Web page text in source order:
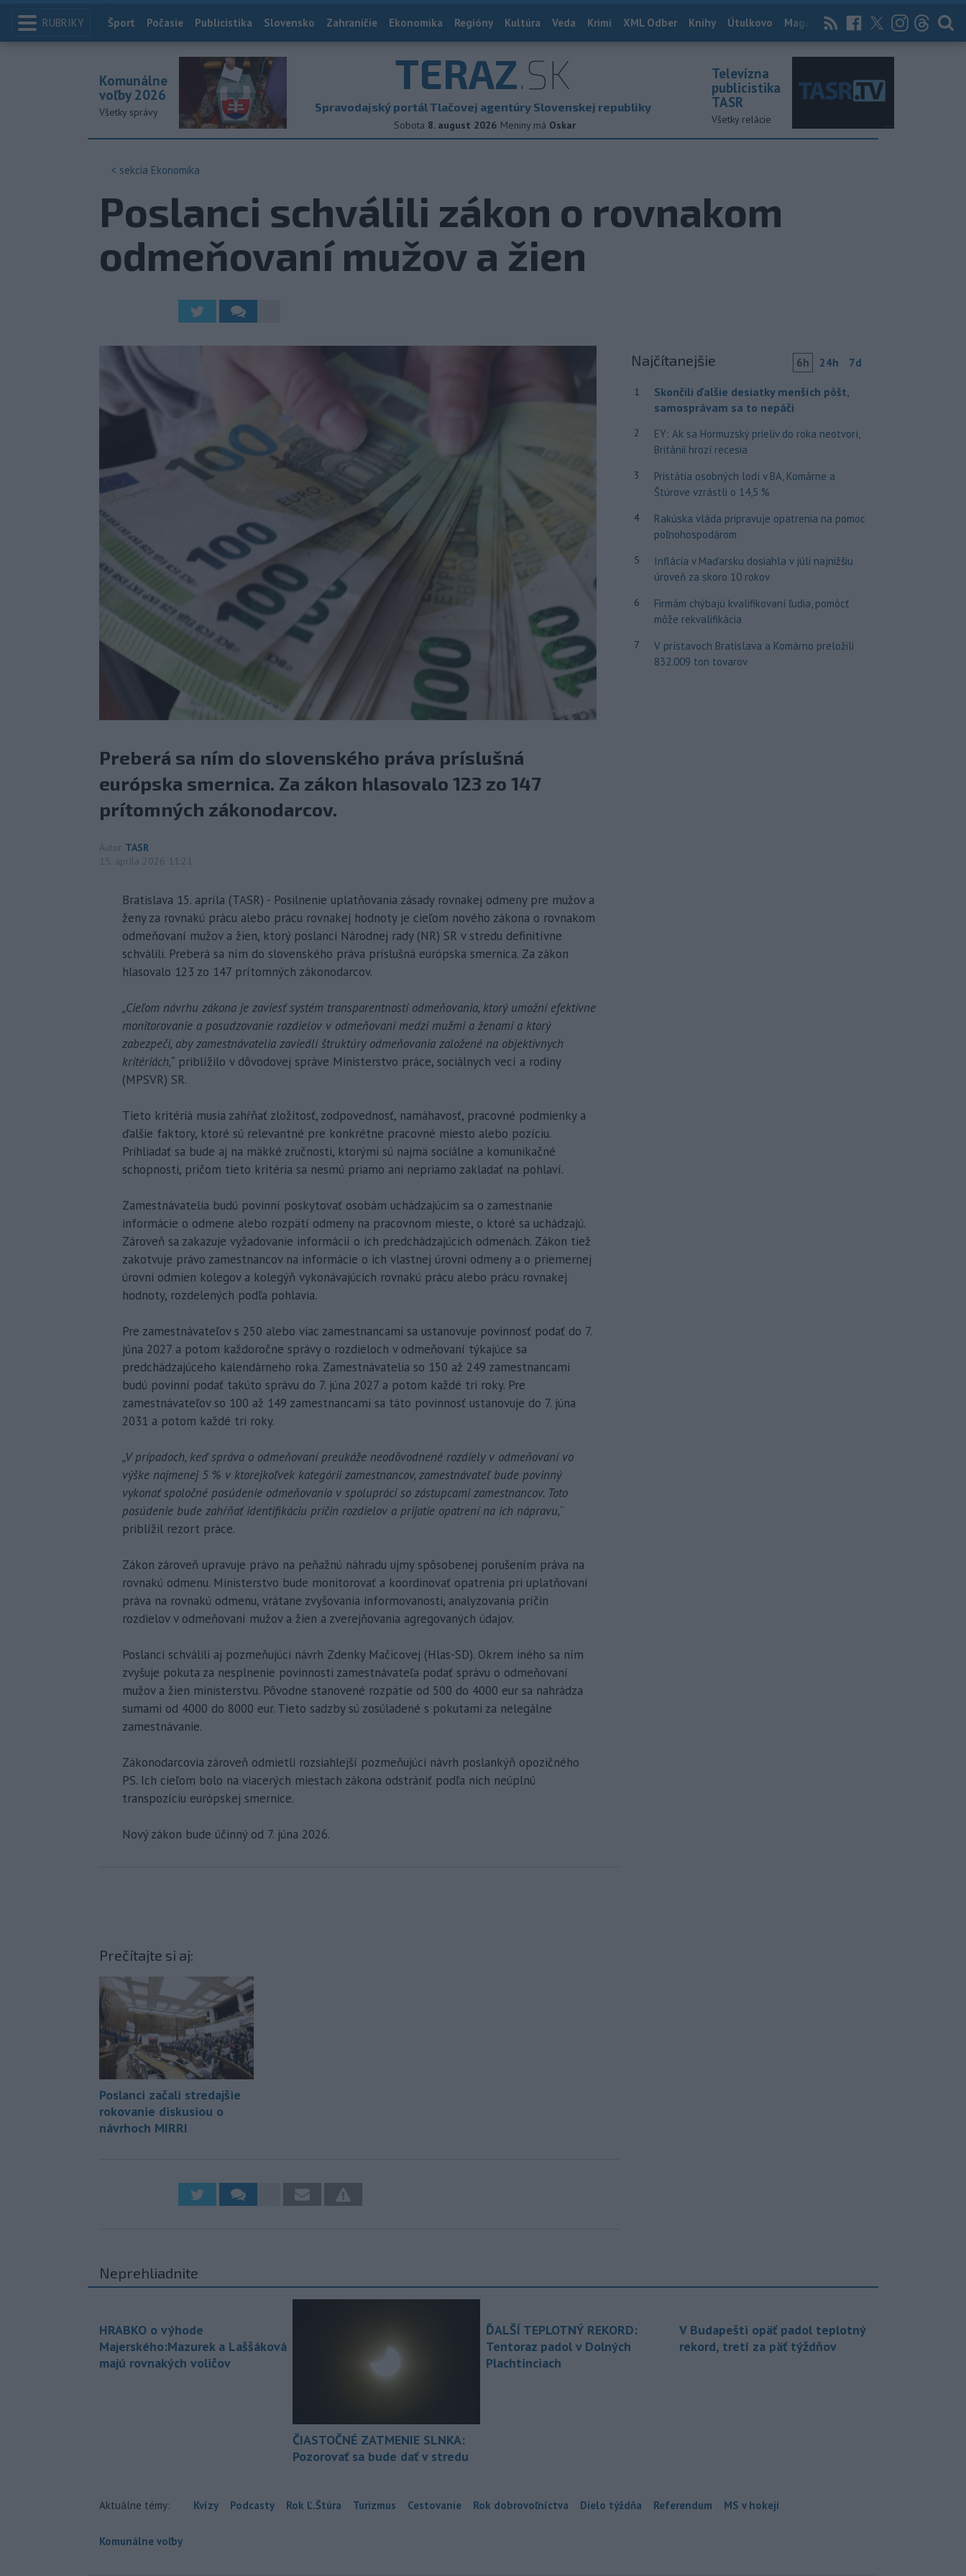
RUBRIKY Index
Šport Počasie Publicistika Slovensko Zahraničie Ekonomika Regióny Kultúra Veda Krimi XML Odber Knihy Útulkovo Magazín News Now Archív
TERAZ.SK
Spravodajský portál Tlačovej agentúry Slovenskej republiky
Sobota 8. august 2026 Meniny má Oskar
Komunálne
voľby 2026
Všetky správy
Televízna
publicistika
TASR
Všetky relácie
< sekcia Ekonomika
Poslanci schválili zákon o rovnakom
odmeňovaní mužov a žien
Preberá sa ním do slovenského práva príslušná
európska smernica. Za zákon hlasovalo 123 zo 147
prítomných zákonodarcov.
Autor TASR
15. apríla 2026 11:21
Bratislava 15. apríla (TASR) - Posilnenie uplatňovania zásady rovnakej odmeny pre mužov a
ženy za rovnakú prácu alebo prácu rovnakej hodnoty je cieľom nového zákona o rovnakom
odmeňovaní mužov a žien, ktorý poslanci Národnej rady (NR) SR v stredu definitívne
schválili. Preberá sa ním do slovenského práva príslušná európska smernica. Za zákon
hlasovalo 123 zo 147 prítomných zákonodarcov.
„Cieľom návrhu zákona je zaviesť systém transparentnosti odmeňovania, ktorý umožní efektívne
monitorovanie a posudzovanie rozdielov v odmeňovaní medzi mužmi a ženami a ktorý
zabezpečí, aby zamestnávatelia zaviedli štruktúry odmeňovania založené na objektívnych
kritériách,“ priblížilo v dôvodovej správe Ministerstvo práce, sociálnych vecí a rodiny
(MPSVR) SR.
Tieto kritériá musia zahŕňať zložitosť, zodpovednosť, namáhavosť, pracovné podmienky a
ďalšie faktory, ktoré sú relevantné pre konkrétne pracovné miesto alebo pozíciu.
Prihliadať sa bude aj na mäkké zručnosti, ktorými sú najmä sociálne a komunikačné
schopnosti, pričom tieto kritéria sa nesmú priamo ani nepriamo zakladať na pohlaví.
Zamestnávatelia budú povinní poskytovať osobám uchádzajúcim sa o zamestnanie
informácie o odmene alebo rozpätí odmeny na pracovnom mieste, o ktoré sa uchádzajú.
Zároveň sa zakazuje vyžadovanie informácií o ich predchádzajúcich odmenách. Zákon tiež
zakotvuje právo zamestnancov na informácie o ich vlastnej úrovni odmeny a o priemernej
úrovni odmien kolegov a kolegýň vykonávajúcich rovnakú prácu alebo prácu rovnakej
hodnoty, rozdelených podľa pohlavia.
Pre zamestnávateľov s 250 alebo viac zamestnancami sa ustanovuje povinnosť podať do 7.
júna 2027 a potom každoročne správy o rozdieloch v odmeňovaní týkajúce sa
predchádzajúceho kalendárneho roka. Zamestnávatelia so 150 až 249 zamestnancami
budú povinní podať takúto správu do 7. júna 2027 a potom každé tri roky. Pre
zamestnávateľov so 100 až 149 zamestnancami sa táto povinnosť ustanovuje do 7. júna
2031 a potom každé tri roky.
„V prípadoch, keď správa o odmeňovaní preukáže neodôvodnené rozdiely v odmeňovaní vo
výške najmenej 5 % v ktorejkoľvek kategórii zamestnancov, zamestnávateľ bude povinný
vykonať spoločné posúdenie odmeňovania v spolupráci so zástupcami zamestnancov. Toto
posúdenie bude zahŕňať identifikáciu príčin rozdielov a prijatie opatrení na ich nápravu,“
priblížil rezort práce.
Zákon zároveň upravuje právo na peňažnú náhradu ujmy spôsobenej porušením práva na
rovnakú odmenu. Ministerstvo bude monitorovať a koordinovať opatrenia pri uplatňovaní
práva na rovnakú odmenu, vrátane zvyšovania informovanosti, analyzovania príčin
rozdielov v odmeňovaní mužov a žien a zverejňovania agregovaných údajov.
Poslanci schválili aj pozmeňujúci návrh Zdenky Mačicovej (Hlas-SD). Okrem iného sa ním
zvyšuje pokuta za nesplnenie povinnosti zamestnávateľa podať správu o odmeňovaní
mužov a žien ministerstvu. Pôvodne stanovené rozpätie od 500 do 4000 eur sa nahrádza
sumami od 4000 do 8000 eur. Tieto sadzby sú zosúladené s pokutami za nelegálne
zamestnávanie.
Zákonodarcovia zároveň odmietli rozsiahlejší pozmeňujúci návrh poslankýň opozičného
PS. Ich cieľom bolo na viacerých miestach zákona odstrániť podľa nich neúplnú
transpozíciu európskej smernice.
Nový zákon bude účinný od 7. júna 2026.
Prečítajte si aj:
Poslanci začali stredajšie
rokovanie diskusiou o
návrhoch MIRRI
Najčítanejšie 6h 24h 7d
1
Skončili ďalšie desiatky menších pôšt,
samosprávam sa to nepáči
2
EY: Ak sa Hormuzský prieliv do roka neotvorí,
Británii hrozí recesia
3
Pristátia osobných lodí v BA, Komárne a
Štúrove vzrástli o 14,5 %
4
Rakúska vláda pripravuje opatrenia na pomoc
poľnohospodárom
5
Inflácia v Maďarsku dosiahla v júli najnižšiu
úroveň za skoro 10 rokov
6
Firmám chýbajú kvalifikovaní ľudia, pomôcť
môže rekvalifikácia
7
V prístavoch Bratislava a Komárno preložili
832.009 ton tovarov
Neprehliadnite
HRABKO o výhode
Majerského:Mazurek a Laššáková
majú rovnakých voličov
ČIASTOČNÉ ZATMENIE SLNKA:
Pozorovať sa bude dať v stredu
ĎALŠÍ TEPLOTNÝ REKORD:
Tentoraz padol v Dolných
Plachtinciach
V Budapešti opäť padol teplotný
rekord, tretí za päť týždňov
Aktuálne témy: Kvízy Podcasty Rok Ľ.Štúra Turizmus Cestovanie Rok dobrovoľníctva Dielo týždňa Referendum MS v hokeji
Komunálne voľby